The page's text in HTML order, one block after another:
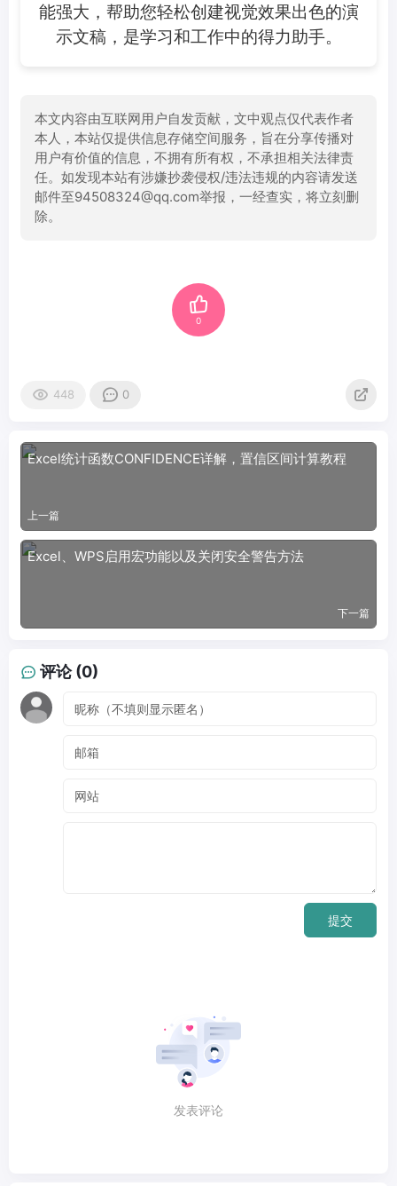
能强大，帮助您轻松创建视觉效果出色的演
示文稿，是学习和工作中的得力助手。
本文内容由互联网用户自发贡献，文中观点仅代表作者
本人，本站仅提供信息存储空间服务，旨在分享传播对
用户有价值的信息，不拥有所有权，不承担相关法律责
任。如发现本站有涉嫌抄袭侵权/违法违规的内容请发送
邮件至94508324@qq.com举报，一经查实，将立刻删
除。
0
448 0
Excel统计函数CONFIDENCE详解，置信区间计算教程
上一篇
Excel、WPS启用宏功能以及关闭安全警告方法
下一篇
评论 (0)
提交
发表评论